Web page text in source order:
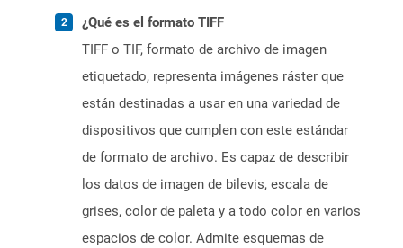
¿Qué es el formato TIFF
TIFF o TIF, formato de archivo de imagen
etiquetado, representa imágenes ráster que
están destinadas a usar en una variedad de
dispositivos que cumplen con este estándar
de formato de archivo. Es capaz de describir
los datos de imagen de bilevis, escala de
grises, color de paleta y a todo color en varios
espacios de color. Admite esquemas de